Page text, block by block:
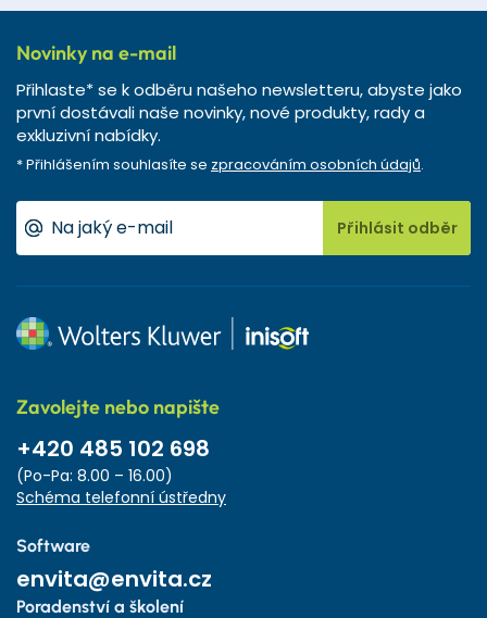
Novinky na e-mail
Přihlaste* se k odběru našeho newsletteru, abyste jako
první dostávali naše novinky, nové produkty, rady a
exkluzivní nabídky.
* Přihlášením souhlasíte se zpracováním osobních údajů.
Přihlásit odběr
Zavolejte nebo napište
+420 485 102 698
(Po-Pa: 8.00 – 16.00)
Schéma telefonní ústředny
Software
envita@envita.cz
Poradenství a školení